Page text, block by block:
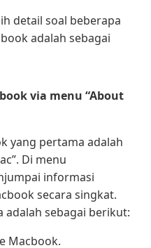
detail soal beberapa
adalah sebagai
via menu “About
yang pertama adalah
Di menu
informasi
secara singkat.
adalah sebagai berikut:
Macbook.